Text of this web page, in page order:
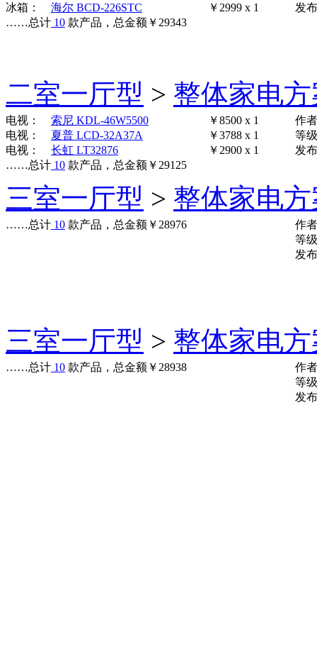
冰箱：
海尔 BCD-226STC
￥2999 x 1
……总计 10 款产品，总金额 ￥ 29343
发
二室一厅型 > 整体家电
电视： 索尼 KDL-46W5500
￥8500 x 1
电视：
夏普 LCD-32A37A
￥3788 x 1
电视：
长虹 LT32876
￥2900 x 1
……总计 10 款产品，总金额 ￥ 29125
作
等
发
三室一厅型 > 整体家电
……总计 10 款产品，总金额 ￥ 28976
作
等
发
三室一厅型 > 整体家电
……总计 10 款产品，总金额 ￥ 28938
作
等
发